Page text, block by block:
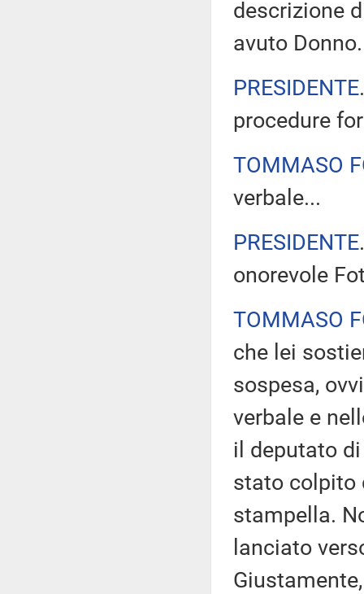
descrizione
avuto Donno.
PRESIDENTE
procedure
TOMMASO
verbale...
PRESIDENTE
onorevole
TOMMASO
che lei
sospesa,
verbale e
il deputato
stato colpito
stampella.
lanciato